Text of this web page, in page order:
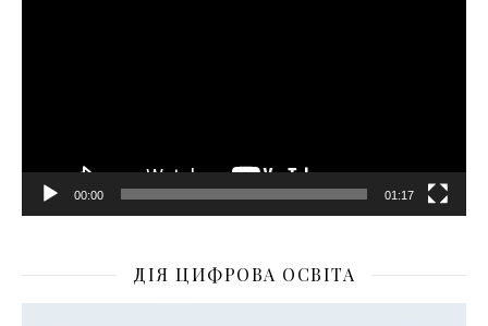
00:00 01:17
ДІЯ ЦИФРОВА ОСВІТА